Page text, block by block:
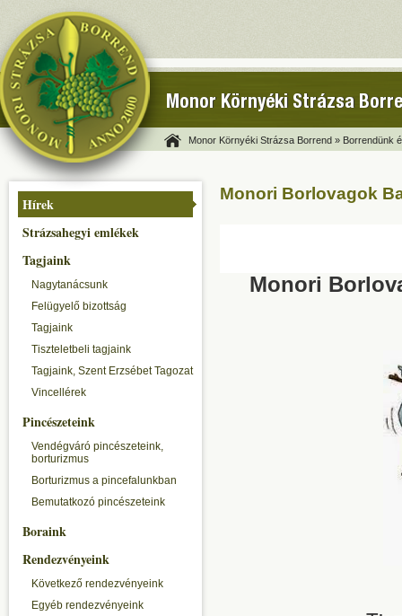
Monor Környéki Strázsa
Monor Környéki Strázsa Borrend » Borrendünk
Hírek
Strázsahegyi emlékek
Tagjaink
Nagytanácsunk
Felügyelő bizottság
Tagjaink
Tiszteletbeli tagjaink
Tagjaink, Szent Erzsébet Tagozat
Vincellérek
Pincészeteink
Vendégváró pincészeteink,
borturizmus
Borturizmus a pincefalunkban
Bemutatkozó pincészeteink
Boraink
Rendezvényeink
Következő rendezvényeink
Egyéb rendezvényeink
Monori Borlovagok
Monori